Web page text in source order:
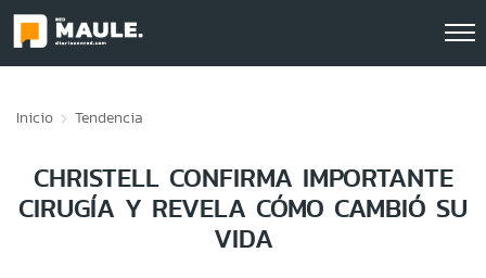
Inicio Tendencia
CHRISTELL CONFIRMA IMPORTANTE
CIRUGÍA Y REVELA CÓMO CAMBIÓ SU
VIDA